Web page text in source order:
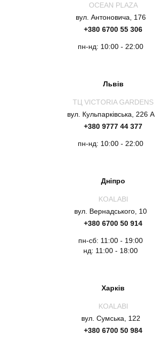
OCEAN PLAZA
вул. Антоновича, 176
+380 6700 55 306
пн-нд: 10:00 - 22:00
Львів
ТЦ VICTORIA GARDENS
вул. Кульпарківська, 226 А
+380 9777 44 377
пн-нд: 10:00 - 22:00
Дніпро
KOALABI
вул. Вернадського, 10
+380 6700 50 914
пн-сб: 11:00 - 19:00
нд: 11:00 - 18:00
Харків
KOALABI
вул. Сумська, 122
+380 6700 50 984